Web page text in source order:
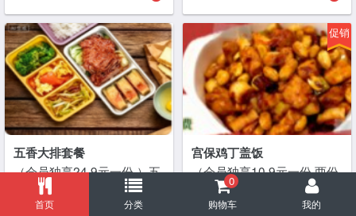
首页 分类 购物车
0
我的
五香大排套餐
（会员独享24.9元一份 ）五
香大排 银芽肉丝 鱼香茄子
豆皮小白菜 老玉米 东北香米
宫保鸡丁盖饭
（会员独享10.9元一份 两份
起售 ）宫保鸡丁+ 东北香米
饭（仅供参考）